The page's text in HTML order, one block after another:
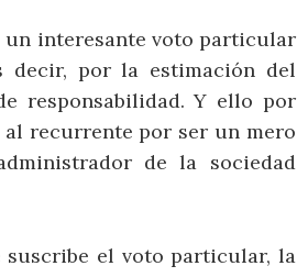
un interesante voto particular
decir, por la estimación del
responsabilidad. Y ello por
recurrente por ser un mero
de la sociedad
suscribe el voto particular, la